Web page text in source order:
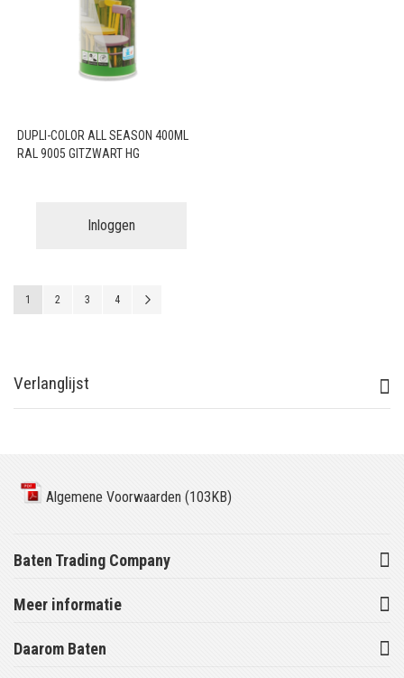
DUPLI-COLOR ALL SEASON 400ML
RAL 9005 GITZWART HG
Inloggen
Pagina
U lees momenteel pagina
1 Pagina
2 Pagina
3 Pagina
4
Verlanglijst
Algemene Voorwaarden (103KB)
Baten Trading Company
Meer informatie
Daarom Baten